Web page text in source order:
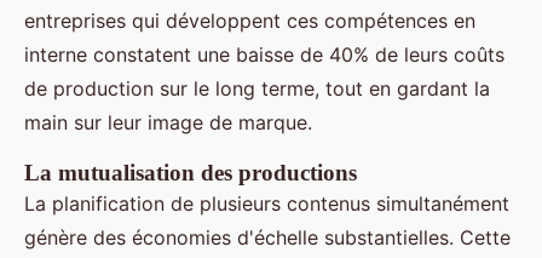
entreprises qui développent ces compétences en
interne constatent une baisse de 40% de leurs coûts
de production sur le long terme, tout en gardant la
main sur leur image de marque.
La mutualisation des productions
La planification de plusieurs contenus simultanément
génère des économies d'échelle substantielles. Cette